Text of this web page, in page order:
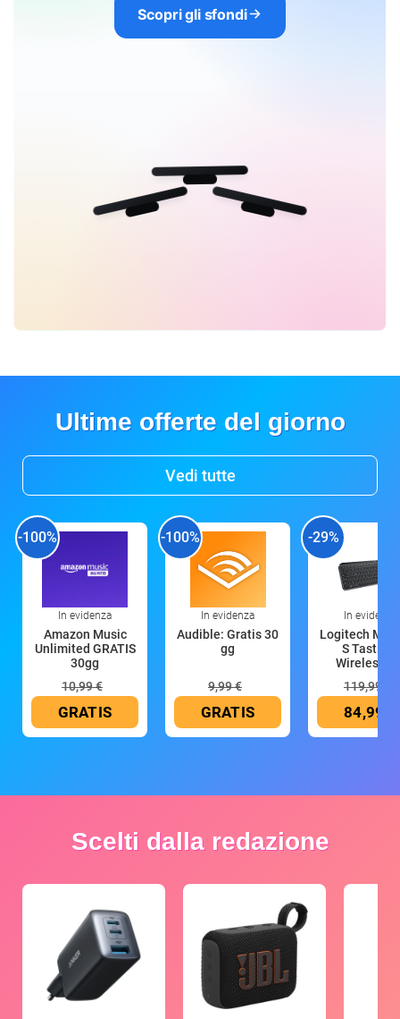
Scopri gli sfondi
Ultime offerte del giorno
Vedi tutte
-100%
In evidenza
Amazon Music
Unlimited GRATIS
30gg
10,99 €
GRATIS
-100%
In evidenza
Audible: Gratis 30
gg
9,99 €
GRATIS
-29%
In evidenza
Logitech MX
S Tastiera
Wireless
119,99 €
84,99 €
Scelti dalla redazione